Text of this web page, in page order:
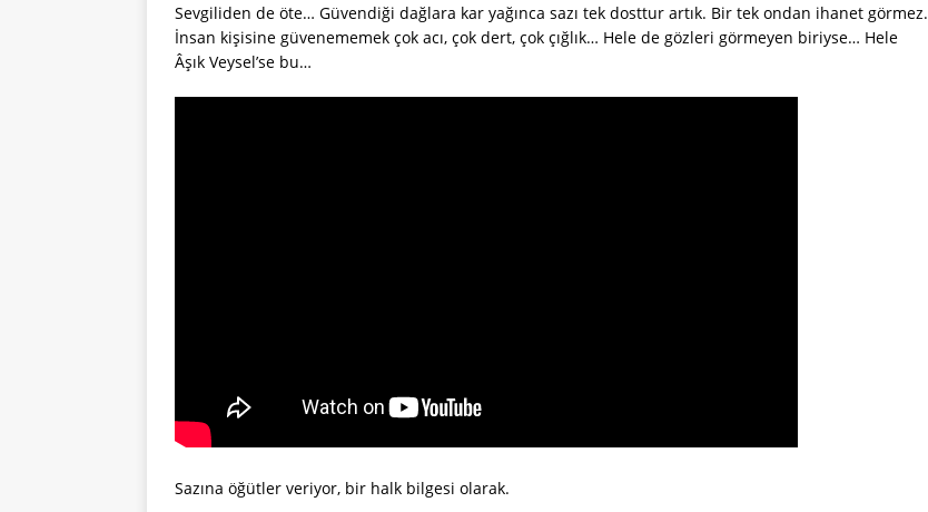
Sevgiliden de öte… Güvendiği dağlara kar yağınca sazı tek dosttur artık. Bir tek ondan ihanet görmez.
İnsan kişisine güvenememek çok acı, çok dert, çok çığlık… Hele de gözleri görmeyen biriyse… Hele
Âşık Veysel’se bu…
Sazına öğütler veriyor, bir halk bilgesi olarak.